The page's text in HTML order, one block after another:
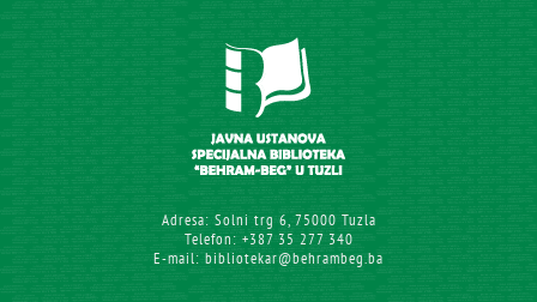
Adresa: Solni trg 6, 75000 Tuzla
Telefon: +387 35 277 340
E-mail: bibliotekar@behrambeg.ba